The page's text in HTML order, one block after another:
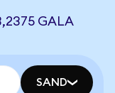
GALA
SAND